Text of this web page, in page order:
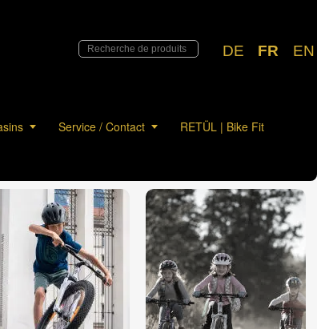
DE FR EN
Service / Contact RETÜL | Bike Fit